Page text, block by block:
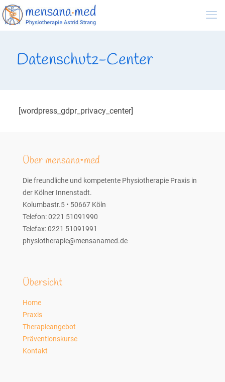
Datenschutz-Center
[wordpress_gdpr_privacy_center]
Über mensana•med
Die freundliche und kompetente Physiotherapie Praxis in
der Kölner Innenstadt.
Kolumbastr.5 • 50667 Köln
Telefon: 0221 51091990
Telefax: 0221 51091991
physiotherapie@mensanamed.de
Übersicht
Home
Praxis
Therapieangebot
Präventionskurse
Kontakt